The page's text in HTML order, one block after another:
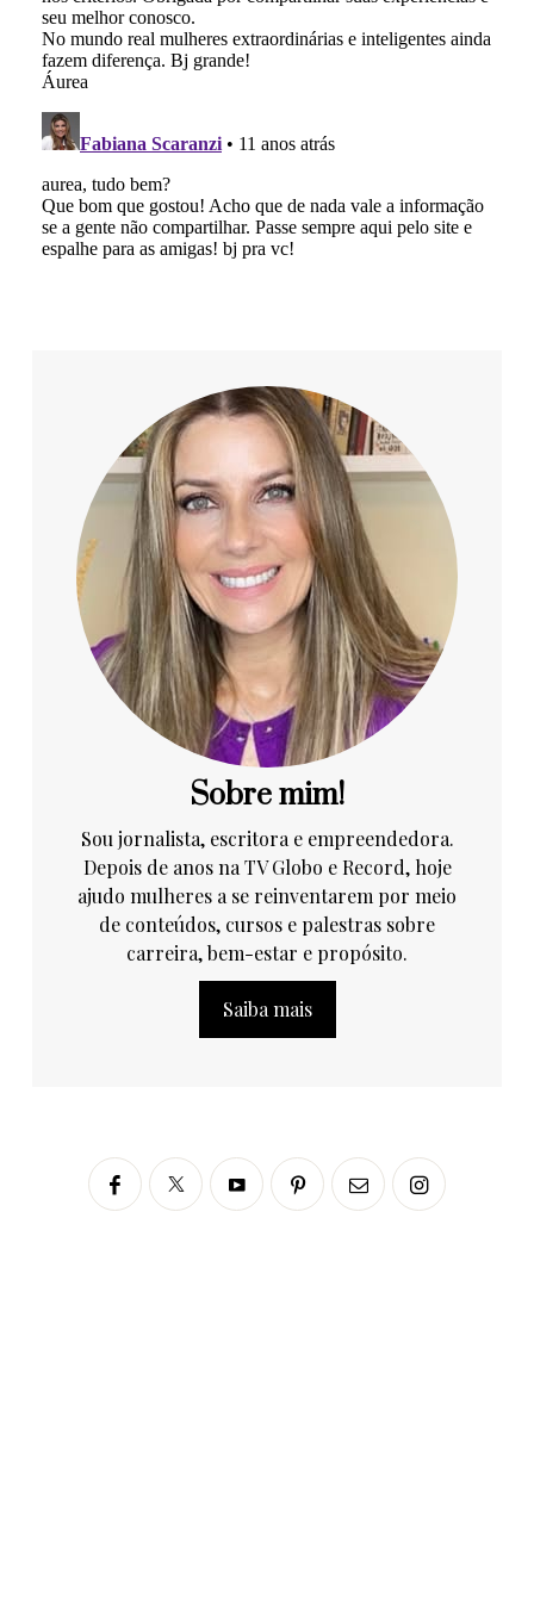
Sobre mim!
Sou jornalista, escritora e empreendedora.
Depois de anos na TV Globo e Record, hoje
ajudo mulheres a se reinventarem por meio
de conteúdos, cursos e palestras sobre
carreira, bem-estar e propósito.
Saiba mais